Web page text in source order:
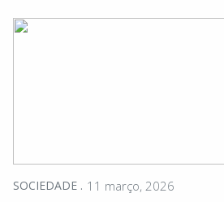
SOCIEDADE 11 março, 2026